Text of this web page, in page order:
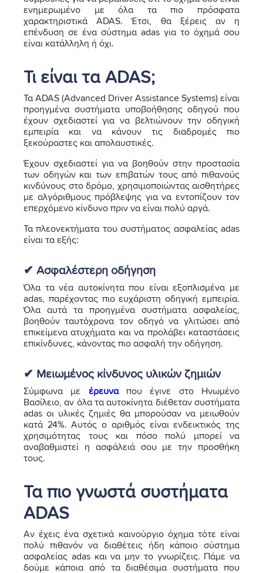
ενημερωμένο με όλα τα πιο πρόσφατα
χαρακτηριστικά ADAS. Έτσι, θα ξέρεις αν η
επένδυση σε ένα σύστημα adas για το όχημά σου
είναι κατάλληλη ή όχι.
Τι είναι τα ADAS;
Τα ADAS (Advanced Driver Assistance Systems) είναι
προηγμένα συστήματα υποβοήθησης οδηγού που
έχουν σχεδιαστεί για να βελτιώνουν την οδηγική
εμπειρία και να κάνουν τις διαδρομές πιο
ξεκούραστες και απολαυστικές.
Έχουν σχεδιαστεί για να βοηθούν στην προστασία
των οδηγών και των επιβατών τους από πιθανούς
κινδύνους στο δρόμο, χρησιμοποιώντας αισθητήρες
με αλγόριθμους πρόβλεψης για να εντοπίζουν τον
επερχόμενο κίνδυνο πριν να είναι πολύ αργά.
Τα πλεονεκτήματα του συστήματος ασφαλείας adas
είναι τα εξής:
✔ Ασφαλέστερη οδήγηση
Όλα τα νέα αυτοκίνητα που είναι εξοπλισμένα με
adas, παρέχοντας πιο ευχάριστη οδηγική εμπειρία.
Όλα αυτά τα προηγμένα συστήματα ασφαλείας,
βοηθούν ταυτόχρονα τον οδηγό να γλιτώσει από
επικείμενα ατυχήματα και να προλάβει καταστάσεις
επικίνδυνες, κάνοντας πιο ασφαλή την οδήγηση.
✔ Μειωμένος κίνδυνος υλικών ζημιών
Σύμφωνα με έρευναπου έγινε στο Ηνωμένο
Βασίλειο, αν όλα τα αυτοκίνητα διέθεταν συστήματα
adas οι υλικές ζημιές θα μπορούσαν να μειωθούν
κατά 24%. Αυτός ο αριθμός είναι ενδεικτικός της
χρησιμότητας τους και πόσο πολύ μπορεί να
αναβαθμιστεί η ασφάλειά σου με την προσθήκη
τους.
Τα πιο γνωστά συστήματα
ADAS
Αν έχεις ένα σχετικά καινούργιο όχημα τότε είναι
πολύ πιθανόν να διαθέτεις ήδη κάποιο σύστημα
ασφαλείας adas και να μην το γνωρίζεις. Πάμε να
δούμε κάποια από τα διαθέσιμα συστήματα που